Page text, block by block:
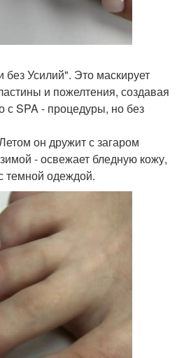
Усилий". Это маскирует
и пожелтения, создавая
с SPA - процедуры, но без
он дружит с загаром
- освежает бледную кожу,
темной одеждой.